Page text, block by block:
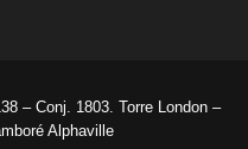
– Conj. 1803. Torre London –
Alphaville